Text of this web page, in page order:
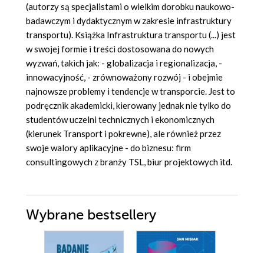
(autorzy są specjalistami o wielkim dorobku naukowo-
badawczym i dydaktycznym w zakresie infrastruktury
transportu). Książka Infrastruktura transportu (...) jest
w swojej formie i treści dostosowana do nowych
wyzwań, takich jak: - globalizacja i regionalizacja, -
innowacyjność, - zrównoważony rozwój - i obejmie
najnowsze problemy i tendencje w transporcie. Jest to
podręcznik akademicki, kierowany jednak nie tylko do
studentów uczelni technicznych i ekonomicznych
(kierunek Transport i pokrewne), ale również przez
swoje walory aplikacyjne - do biznesu: firm
consultingowych z branży TSL, biur projektowych itd.
Wybrane bestsellery